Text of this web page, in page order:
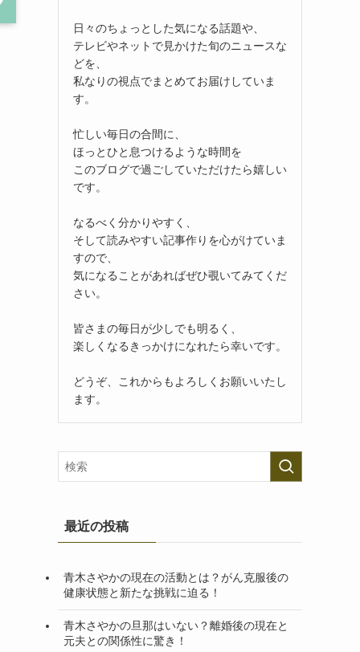
日々のちょっとした気になる話題や、
テレビやネットで見かけた旬のニュースな
どを、
私なりの視点でまとめてお届けしていま
す。
忙しい毎日の合間に、
ほっとひと息つけるような時間を
このブログで過ごしていただけたら嬉しい
です。
なるべく分かりやすく、
そして読みやすい記事作りを心がけていま
すので、
気になることがあればぜひ覗いてみてくだ
さい。
皆さまの毎日が少しでも明るく、
楽しくなるきっかけになれたら幸いです。
どうぞ、これからもよろしくお願いいたし
ます。
最近の投稿
青木さやかの現在の活動とは？がん克服後の
健康状態と新たな挑戦に迫る！
青木さやかの旦那はいない？離婚後の現在と
元夫との関係性に驚き！